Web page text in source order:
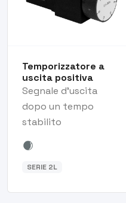
Temporizzatore a
uscita positiva
Segnale d'uscita
dopo un tempo
stabilito
SERIE 2L